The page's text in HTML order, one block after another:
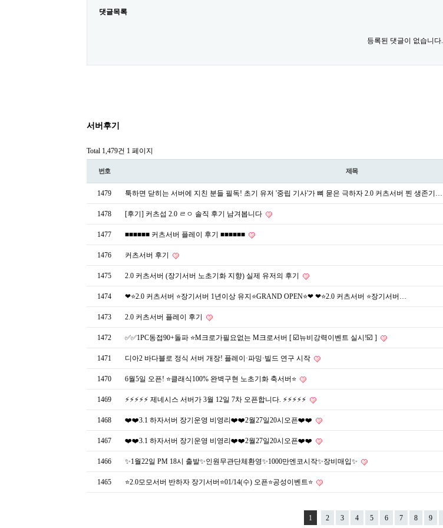
댓글목록
등록된 댓글이 없습니다.
서버후기
Total 1,479건 1 페이지
번호 제목
1479 툭하면 닫히는 서버에 지친 분들 필독! 초기 유저 '중립 기사'가 뼈 묻은 극하자 2.0 커츠서버 찐 생존기…
1478 [후기] 커츠섭 2.0 ㄹㅇ 솔직 후기 남겨봅니다
1477 ■■■■■■ 커츠서버 플레이 후기 ■■■■■■
1476 커츠서버 후기
1475 2.0 커츠서버 (장기서버 노초기화 지향) 실제 유저의 후기
1474 ❤⭐️2.0 커츠서버 ⭐️장기서버 1년이상 유지⭐️GRAND OPEN⭐❤ ❤⭐️2.0 커츠서버 ⭐️장기서버…
1473 2.0 커츠서버 플레이 후기
1472 ✅✅1PC동접90+돌파 ⭐M크로가필요없는 M크로서버 [ ☑️뉴비강력이벤트 실시!☑️ ]
1471 디아2 바다블로 정식 서버 개장! 플레이·파밍·빌드 연구 시작
1470 6월5일 오픈! ⭐️클래식100% 완벽구현 노초기화 축서버⭐️
1469 ⚡⚡⚡⚡⚡ 제네시스 서버가 3월 12일 7차 오픈합니다. ⚡⚡⚡⚡⚡
1468 ❤️❤️3.1 하자서버 장기운영 비영리❤️❤️2월27일20시오픈❤️❤️
1467 ❤️❤️3.1 하자서버 장기운영 비영리❤️❤️2월27일20시오픈❤️❤️
1466 ✨1월22일 PM 18시 출발✨인원무관단체환영✨1000만엔코시작✨장비매입✨
1465 ⭐2.0모모서버 반하자 장기서버⭐01/14(수) 오픈⭐공성이벤트⭐
1 2 3 4 5 6 7 8 9